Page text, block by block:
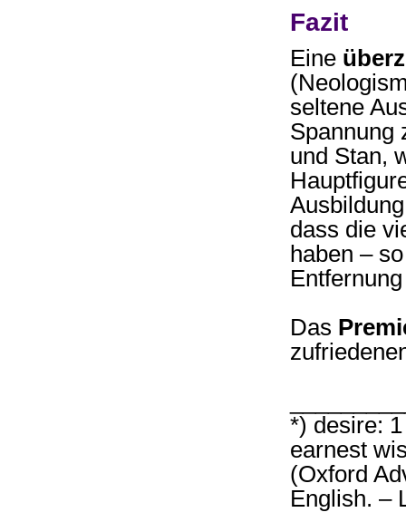
Fazit
Eine
seltene
Spannung
und Stan,
dass die
haben –
Das
*) desire:
earnest
(Oxford
English. –